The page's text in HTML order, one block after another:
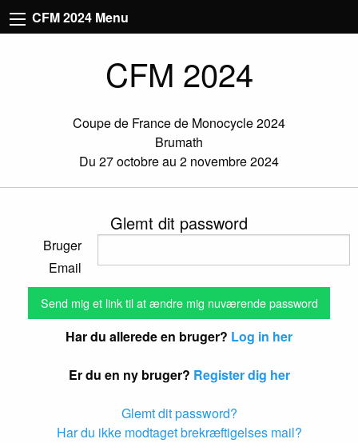
CFM 2024 Menu
CFM 2024
Coupe de France de Monocycle 2024
Brumath
Du 27 octobre au 2 novembre 2024
Glemt dit password
Bruger
Email
Har du allerede en bruger? Log in her
Er du en ny bruger? Register dig her
Glemt dit password?
Har du ikke modtaget brekræftigelses mail?